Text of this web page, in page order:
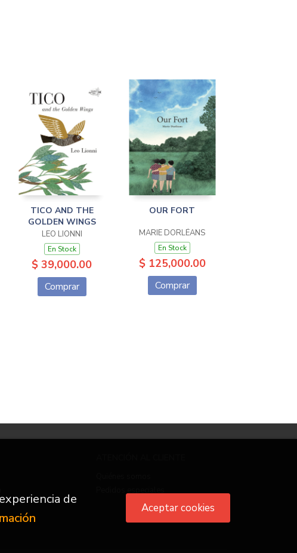
TICO AND THE
GOLDEN WINGS
LEO LIONNI
En Stock
$ 39,000.00
Comprar
OUR FORT
MARIE DORLÉANS
En Stock
$ 125,000.00
Comprar
de
Aceptar cookies